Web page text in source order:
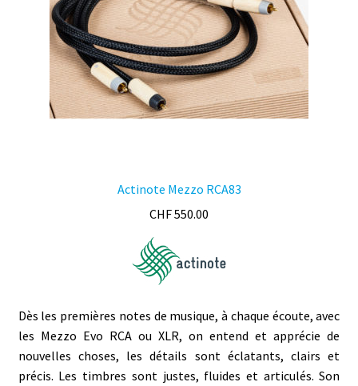
Actinote Mezzo RCA83
CHF550.00
Dès les premières notes de musique, à chaque écoute, avec
les Mezzo Evo RCA ou XLR, on entend et apprécie de
nouvelles choses, les détails sont éclatants, clairs et
précis. Les timbres sont justes, fluides et articulés. Son